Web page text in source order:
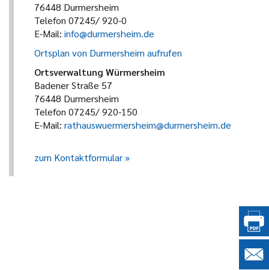
76448 Durmersheim
Telefon 07245/ 920-0
E-Mail: info@durmersheim.de
Ortsplan von Durmersheim aufrufen
Ortsverwaltung Würmersheim
Badener Straße 57
76448 Durmersheim
Telefon 07245/ 920-150
E-Mail: rathauswuermersheim@durmersheim.de
zum Kontaktformular